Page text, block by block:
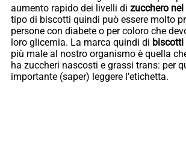
aumento rapido dei livelli di zucchero
tipo di biscotti quindi può essere molto
persone con diabete o per coloro che
loro glicemia. La marca quindi di
più male al nostro organismo è quella
ha zuccheri nascosti e grassi trans: per
importante (saper) leggere l’etichetta.